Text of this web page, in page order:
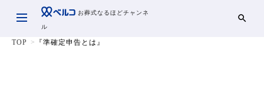
お葬式なるほどチャンネ
ル
TOP 『準確定申告とは』